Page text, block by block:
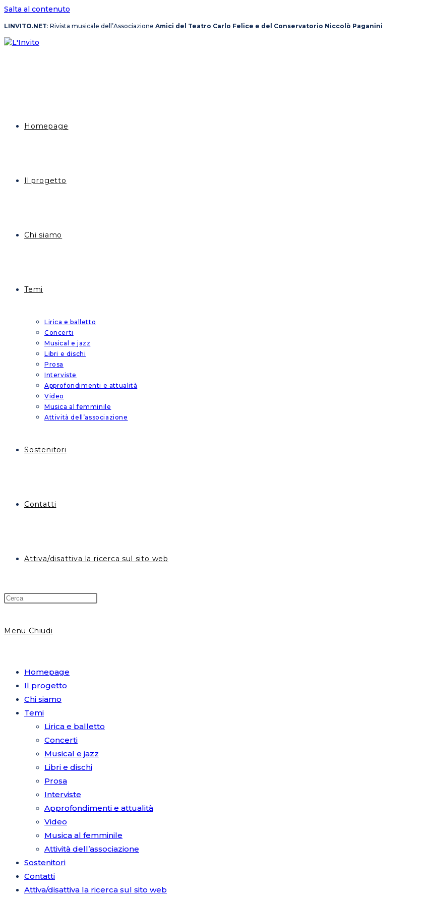
Salta al contenuto
LINVITO.NET: Rivista musicale dell’Associazione Amici del Teatro Carlo Felice e del Conservatorio Niccolò Paganini
Homepage
Il progetto
Chi siamo
Temi
Lirica e balletto
Concerti
Musical e jazz
Libri e dischi
Prosa
Interviste
Approfondimenti e attualità
Video
Musica al femminile
Attività dell’associazione
Sostenitori
Contatti
Attiva/disattiva la ricerca sul sito web
Menu Chiudi
Homepage
Il progetto
Chi siamo
Temi
Lirica e balletto
Concerti
Musical e jazz
Libri e dischi
Prosa
Interviste
Approfondimenti e attualità
Video
Musica al femminile
Attività dell’associazione
Sostenitori
Contatti
Attiva/disattiva la ricerca sul sito web